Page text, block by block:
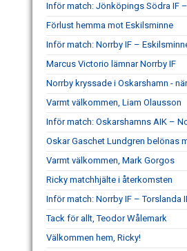
Inför match: Jönköpings Södra IF
Förlust hemma mot Eskilsminne
Inför match: Norrby IF –
Marcus Victorio lämnar Norrby IF
Norrby kryssade i Oskarshamn -
Varmt välkommen, Liam Olausson
Inför match: Oskarshamns AIK –
Oskar Gaschet Lundgren belönas
Varmt välkommen, Mark Gorgos
Ricky matchhjälte i återkomsten
Inför match: Norrby IF – Torslanda
Tack för allt, Teodor Wålemark
Välkommen hem, Ricky!